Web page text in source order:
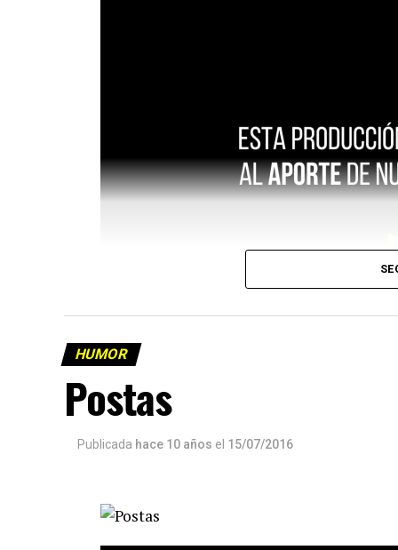
HUMOR
Postas
Publicada hace 10 años el 15/07/2016